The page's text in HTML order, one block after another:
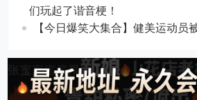
们玩起了谐音梗！
【今日爆笑大集合】​健美运动员